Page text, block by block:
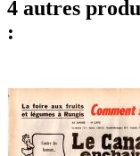
4 autres
: